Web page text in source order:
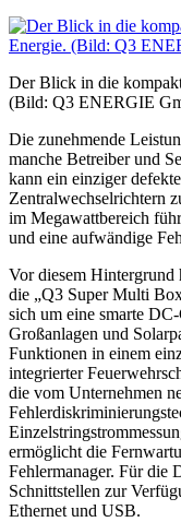
Der Blick in die
(Bild: Q3 ENERGIE
Die zunehmende
manche Betreiber und
kann ein einziger
Zentralwechselrichtern
im Megawattbereich
und eine aufwändige
Vor diesem
die „Q3 Super Multi
sich um eine smarte
Großanlagen und
Funktionen in einem
integrierter
die vom Unternehmen
ermöglicht die
Fehlermanager. Für die
Schnittstellen zur
Ethernet und USB.